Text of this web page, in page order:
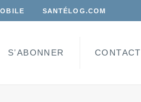
SANTÉLOG.COM
S’ABONNER CONTACT